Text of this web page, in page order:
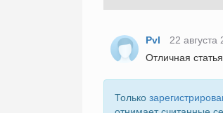
Pvl 22
Отличная
Только